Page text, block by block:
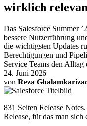
wirklich
Das Salesforce Summer
bessere Nutzerführung
die wichtigsten Updates
Berechtigungen und
Service Teams den Alltag
24. Juni 2026
von Reza
831 Seiten Release
Release, für das man sich